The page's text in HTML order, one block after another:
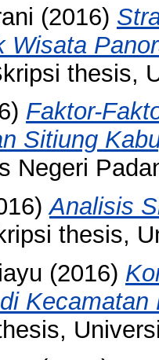
(2016)
Wisata
thesis,
Faktor-
Sitiung
Negeri
Analisis
thesis,
(2016)